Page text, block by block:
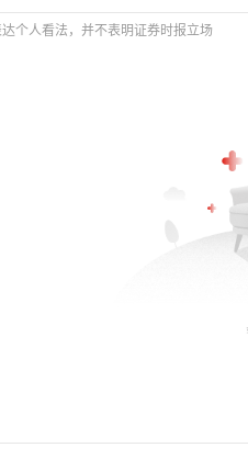
个人看法，并不表明证券时报立场